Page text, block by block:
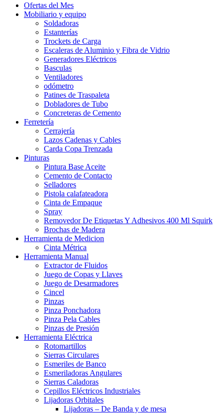
Ofertas del Mes
Mobiliario y equipo
Soldadoras
Estanterías
Trockets de Carga
Escaleras de Aluminio y Fibra de Vidrio
Generadores Eléctricos
Basculas
Ventiladores
odómetro
Patines de Traspaleta
Dobladores de Tubo
Concreteras de Cemento
Ferretería
Cerrajería
Lazos Cadenas y Cables
Carda Copa Trenzada
Pinturas
Pintura Base Aceite
Cemento de Contacto
Selladores
Pistola calafateadora
Cinta de Empaque
Spray
Removedor De Etiquetas Y Adhesivos 400 Ml Squirk
Brochas de Madera
Herramienta de Medicion
Cinta Métrica
Herramienta Manual
Extractor de Fluidos
Juego de Copas y Llaves
Juego de Desarmadores
Cincel
Pinzas
Pinza Ponchadora
Pinza Pela Cables
Pinzas de Presión
Herramienta Eléctrica
Rotomartillos
Sierras Circulares
Esmeriles de Banco
Esmeriladoras Angulares
Sierras Caladoras
Cepillos Eléctricos Industriales
Lijadoras Orbitales
Lijadoras – De Banda y de mesa